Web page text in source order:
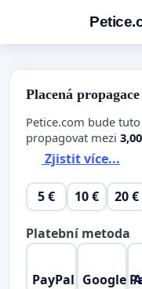
Placená propagace
Petice.com bude
propagovat mezi
Zjistit více...
5 € 10 € 20 €
Platební metoda
PayPal Google